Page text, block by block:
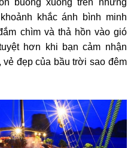
buông xuống trên những
khắc ánh bình minh
chìm và thả hồn vào gió
hơn khi bạn cảm nhận
vẻ đẹp của bầu trời sao đêm